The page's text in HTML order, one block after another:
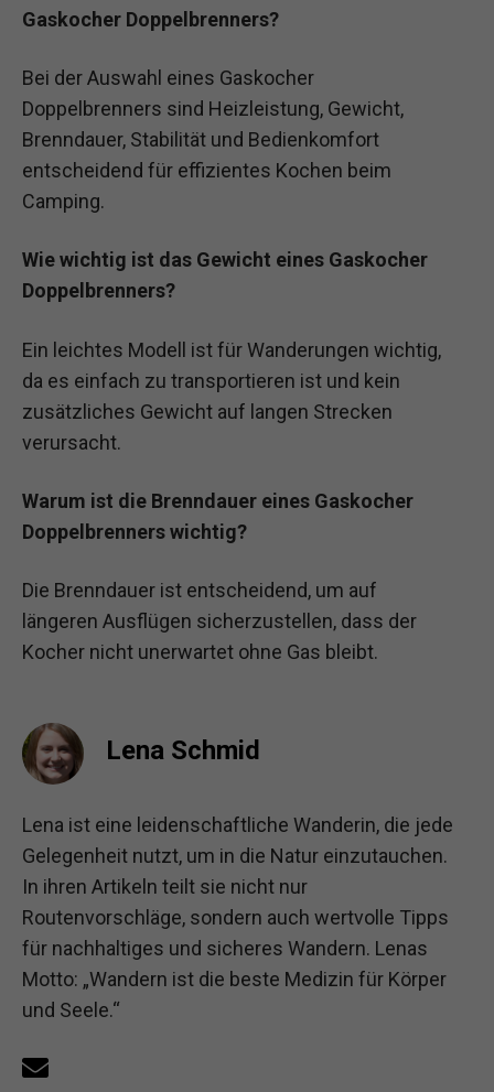
Gaskocher Doppelbrenners?
Bei der Auswahl eines Gaskocher
Doppelbrenners sind Heizleistung, Gewicht,
Brenndauer, Stabilität und Bedienkomfort
entscheidend für effizientes Kochen beim
Camping.
Wie wichtig ist das Gewicht eines Gaskocher
Doppelbrenners?
Ein leichtes Modell ist für Wanderungen wichtig,
da es einfach zu transportieren ist und kein
zusätzliches Gewicht auf langen Strecken
verursacht.
Warum ist die Brenndauer eines Gaskocher
Doppelbrenners wichtig?
Die Brenndauer ist entscheidend, um auf
längeren Ausflügen sicherzustellen, dass der
Kocher nicht unerwartet ohne Gas bleibt.
Lena Schmid
Lena ist eine leidenschaftliche Wanderin, die jede
Gelegenheit nutzt, um in die Natur einzutauchen.
In ihren Artikeln teilt sie nicht nur
Routenvorschläge, sondern auch wertvolle Tipps
für nachhaltiges und sicheres Wandern. Lenas
Motto: „Wandern ist die beste Medizin für Körper
und Seele.“